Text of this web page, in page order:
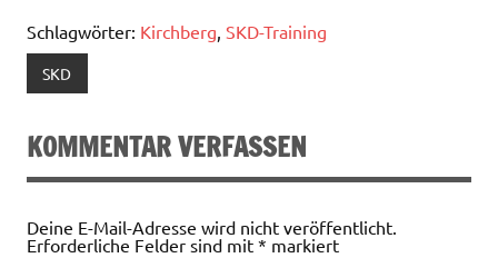
Schlagwörter: Kirchberg, SKD-Training
SKD
KOMMENTAR VERFASSEN
Deine E-Mail-Adresse wird nicht veröffentlicht.
Erforderliche Felder sind mit * markiert